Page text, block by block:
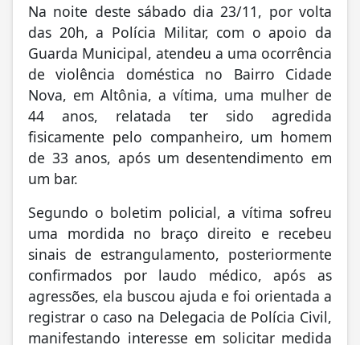
Na noite deste sábado dia 23/11, por volta
das 20h, a Polícia Militar, com o apoio da
Guarda Municipal, atendeu a uma ocorrência
de violência doméstica no Bairro Cidade
Nova, em Altônia, a vítima, uma mulher de
44 anos, relatada ter sido agredida
fisicamente pelo companheiro, um homem
de 33 anos, após um desentendimento em
um bar.
Segundo o boletim policial, a vítima sofreu
uma mordida no braço direito e recebeu
sinais de estrangulamento, posteriormente
confirmados por laudo médico, após as
agressões, ela buscou ajuda e foi orientada a
registrar o caso na Delegacia de Polícia Civil,
manifestando interesse em solicitar medida